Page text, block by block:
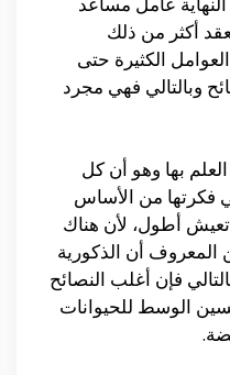
أكثر من ذلك
الكثيرة حتى
وبالتالي فهي مجرد
بها وهو أن كل
فكرتها من الأساس
أطول، لأن هناك
المعروف أن الذكورية
فإن أغلب النصائح
الوسط للحيوانات